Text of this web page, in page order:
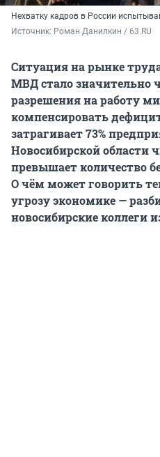
Нехватку кадров в России
Источник: Роман Данилкин / 63.RU
Ситуация на рынке
МВД стало значительно
разрешения на работу
компенсировать
затрагивает 73%
Новосибирской области
превышает количество
О чём может говорить
угрозу экономике —
новосибирские коллеги